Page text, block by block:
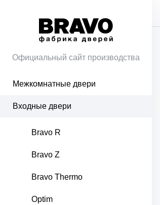
Официальный сайт производства
Межкомнатные двери
Входные двери
Bravo R
Bravo Z
Bravo Thermo
Optim